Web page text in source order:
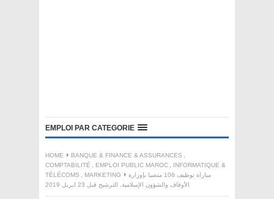
EMPLOI PAR CATEGORIE
HOME BANQUE & FINANCE & ASSURANCES
COMPTABILITÉ
EMPLOI PUBLIC MAROC
INFORMATIQUE &
TÉLÉCOMS
MARKETING
مباراة توظيف 106 منصبا بإوزارة
الأوقاف والشؤون الإسلامية. الترشيح قبل 23 ابريل 2019